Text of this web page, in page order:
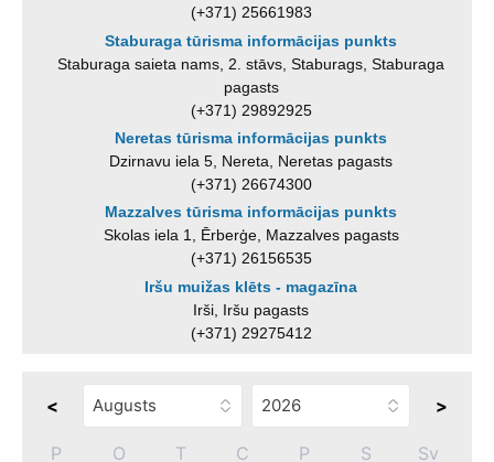
(+371) 25661983
Staburaga tūrisma informācijas punkts
Staburaga saieta nams, 2. stāvs, Staburags, Staburaga
pagasts
(+371) 29892925
Neretas tūrisma informācijas punkts
Dzirnavu iela 5, Nereta, Neretas pagasts
(+371) 26674300
Mazzalves tūrisma informācijas punkts
Skolas iela 1, Ērberģe, Mazzalves pagasts
(+371) 26156535
Iršu muižas klēts - magazīna
Irši, Iršu pagasts
(+371) 29275412
< >
P O T C P S Sv